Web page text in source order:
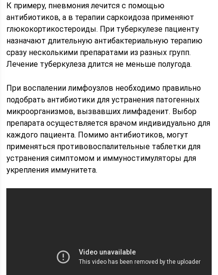
К примеру, пневмония лечится с помощью
антибиотиков, а в терапии саркоидоза применяют
глюкокортикостероиды. При туберкулезе пациенту
назначают длительную антибактериальную терапию
сразу несколькими препаратами из разных групп.
Лечение туберкулеза длится не меньше полугода.
При воспалении лимфоузлов необходимо правильно
подобрать антибиотики для устранения патогенных
микроорганизмов, вызвавших лимфаденит. Выбор
препарата осуществляется врачом индивидуально для
каждого пациента. Помимо антибиотиков, могут
применяться противовоспалительные таблетки для
устранения симптомом и иммуностимуляторы для
укрепления иммунитета.